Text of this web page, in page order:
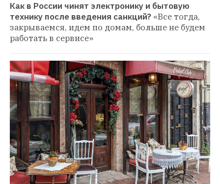
Как в России чинят электронику и бытовую
технику после введения санкций? «Все тогда,
закрываемся, идем по домам, больше не будем
работать в сервисе»